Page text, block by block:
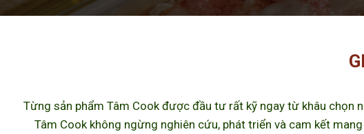
Từng sản phẩm Tâm Cook được đầu tư rất kỹ ngay từ khâu chọn
Tâm Cook không ngừng nghiên cứu, phát triển và cam kết